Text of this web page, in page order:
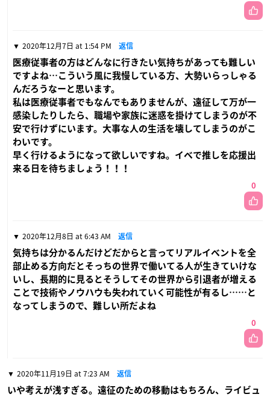
2020年12月7日 at 1:54 PM 返信
医療従事者の方はどんなに行きたい気持ちがあっても難しい
ですよね…こういう風に我慢している方、大勢いらっしゃる
んだろうなーと思います。
私は医療従事者でもなんでもありませんが、遠征して万が一
感染したりしたら、職場や家族に迷惑を掛けてしまうのが不
安で行けずにいます。大事な人の生活を壊してしまうのがこ
わいです。
早く行けるようになって欲しいですね。イベで推しを応援出
来る日を待ちましょう！！！
0
2020年12月8日 at 6:43 AM 返信
気持ちは分かるんだけどだからと言ってリアルイベントを全
部止める方向だとそっちの世界で働いてる人が生きていけな
いし、長期的に見るとそうしてその世界から引退者が増える
ことで技術やノウハウも失われていく可能性が有るし……と
なってしまうので、難しい所だよね
0
2020年11月19日 at 7:23 AM 返信
いや考えが浅すぎる。遠征のための移動はもちろん、ライビュ